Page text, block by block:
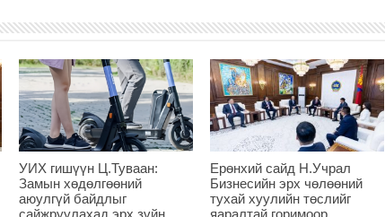
УИХ гишүүн Ц.Туваан:
Замын хөдөлгөөний
аюулгүй байдлыг
сайжруулахад эрх зүйн
Ерөнхий сайд Н.Учрал
Бизнесийн эрх чөлөөний
тухай хуулийн төслийг
яаралтай горимоор